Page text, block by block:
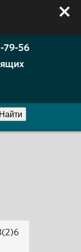
79-56